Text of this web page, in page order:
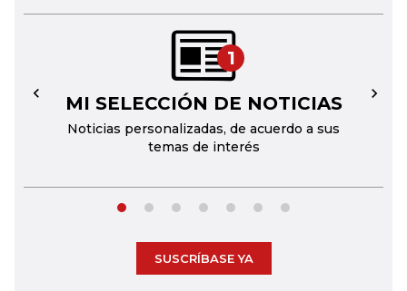
1
MI SELECCIÓN DE NOTICIAS
Noticias personalizadas, de acuerdo a sus
temas de interés
← →
SUSCRÍBASE YA